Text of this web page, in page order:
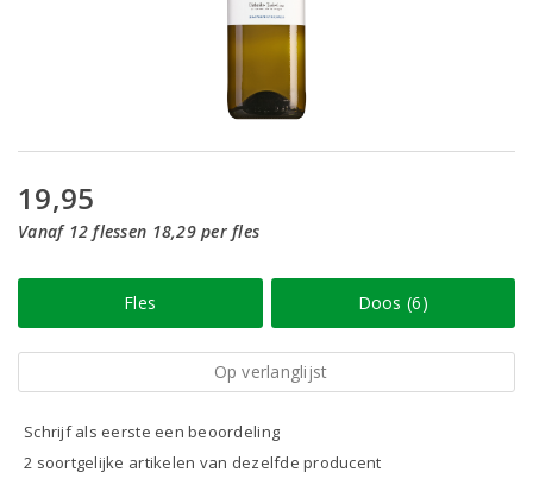
19,95
Vanaf 12 flessen 18,29 per fles
Fles Doos (6)
Op verlanglijst
Schrijf als eerste een beoordeling
2 soortgelijke artikelen van dezelfde producent